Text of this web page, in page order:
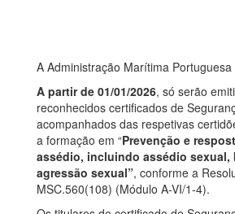
A Administração Marítima
A partir de 01/01/2026, só serão
reconhecidos certificados de
acompanhados das respetivas
a formação em “Prevenção e
assédio, incluindo assédio sexual,
agressão sexual”, conforme a
MSC.560(108) (Módulo A-VI/1-4).